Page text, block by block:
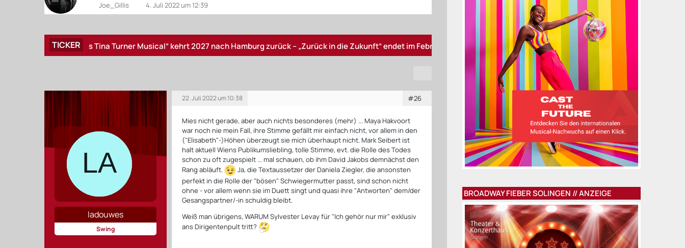
Joe_Gillis 4. Juli 2022 um 12:39
TICKER
„TINA – Das Tina Turner Musical“ kehrt 2027 nach Hamburg zurück – „Zurück in die Zukunft“ endet im Februar | „& JULIA“ in Stuttgart: Sabrina Weckerlin und Maximilian Mann
ladouwes
Swing
22. Juli 2022 um 10:38 #26
Mies nicht gerade, aber auch nichts besonderes (mehr) ... Maya Hakvoort
war noch nie mein Fall, ihre Stimme gefällt mir einfach nicht, vor allem in den
("Elisabeth"-)Höhen überzeugt sie mich überhaupt nicht. Mark Seibert ist
halt aktuell Wiens Publikumsliebling, tolle Stimme, evt. die Rolle des Todes
schon zu oft zugespielt ... mal schauen, ob ihm David Jakobs demnächst den
Rang abläuft.
Ja, die Textaussetzer der Daniela Ziegler, die ansonsten
perfekt in die Rolle der "bösen" Schwiegermutter passt, sind schon nicht
ohne - vor allem wenn sie im Duett singt und quasi ihre "Antworten" dem/der
Gesangspartner/-in schuldig bleibt.
Weiß man übrigens, WARUM Sylvester Levay für "Ich gehör nur mir" exklusiv
ans Dirigentenpult tritt?
BROADWAY FIEBER SOLINGEN // ANZEIGE